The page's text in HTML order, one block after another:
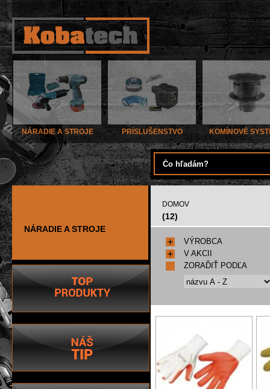
NÁRADIE A STROJE PRÍSLUŠENSTVO KOMÍNOVÉ
NÁRADIE A STROJE
DOMOV
(12)
VÝROBCA
V AKCII
ZORAĎIŤ PODĽA